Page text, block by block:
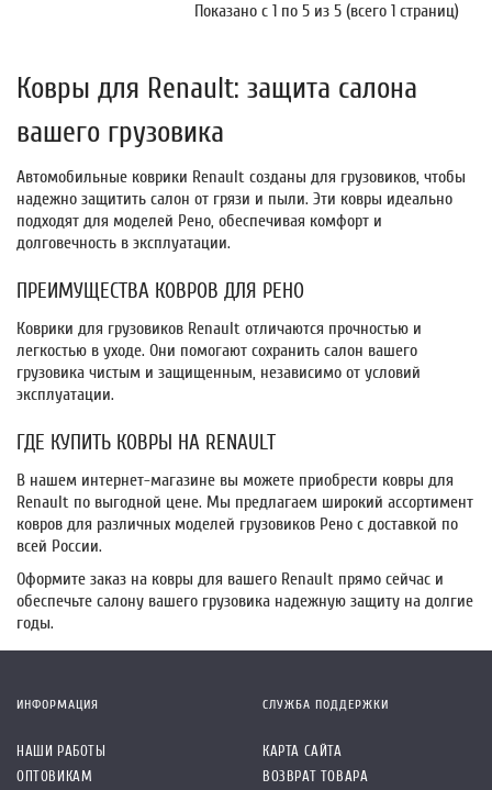
Показано с 1 по 5 из 5 (всего 1 страниц)
Ковры для Renault: защита салона
вашего грузовика
Автомобильные коврики Renault созданы для грузовиков, чтобы
надежно защитить салон от грязи и пыли. Эти ковры идеально
подходят для моделей Рено, обеспечивая комфорт и
долговечность в эксплуатации.
ПРЕИМУЩЕСТВА КОВРОВ ДЛЯ РЕНО
Коврики для грузовиков Renault отличаются прочностью и
легкостью в уходе. Они помогают сохранить салон вашего
грузовика чистым и защищенным, независимо от условий
эксплуатации.
ГДЕ КУПИТЬ КОВРЫ НА RENAULT
В нашем интернет-магазине вы можете приобрести ковры для
Renault по выгодной цене. Мы предлагаем широкий ассортимент
ковров для различных моделей грузовиков Рено с доставкой по
всей России.
Оформите заказ на ковры для вашего Renault прямо сейчас и
обеспечьте салону вашего грузовика надежную защиту на долгие
годы.
ИНФОРМАЦИЯ
НАШИ РАБОТЫ
ОПТОВИКАМ
СЛУЖБА ПОДДЕРЖКИ
КАРТА САЙТА
ВОЗВРАТ ТОВАРА